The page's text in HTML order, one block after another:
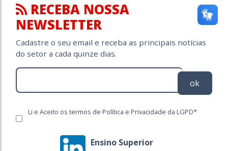
RECEBA NOSSA
NEWSLETTER
Cadastre o seu email e receba as principais notícias
do setor a cada quinze dias.
ok
Li e Aceito os termos de Política e Privacidade da LGPD*
Ensino Superior